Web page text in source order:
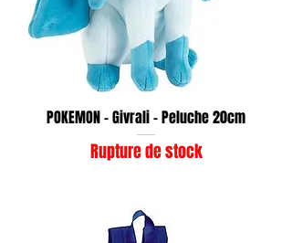
POKEMON - Givrali - Peluche 20cm
Rupture de stock